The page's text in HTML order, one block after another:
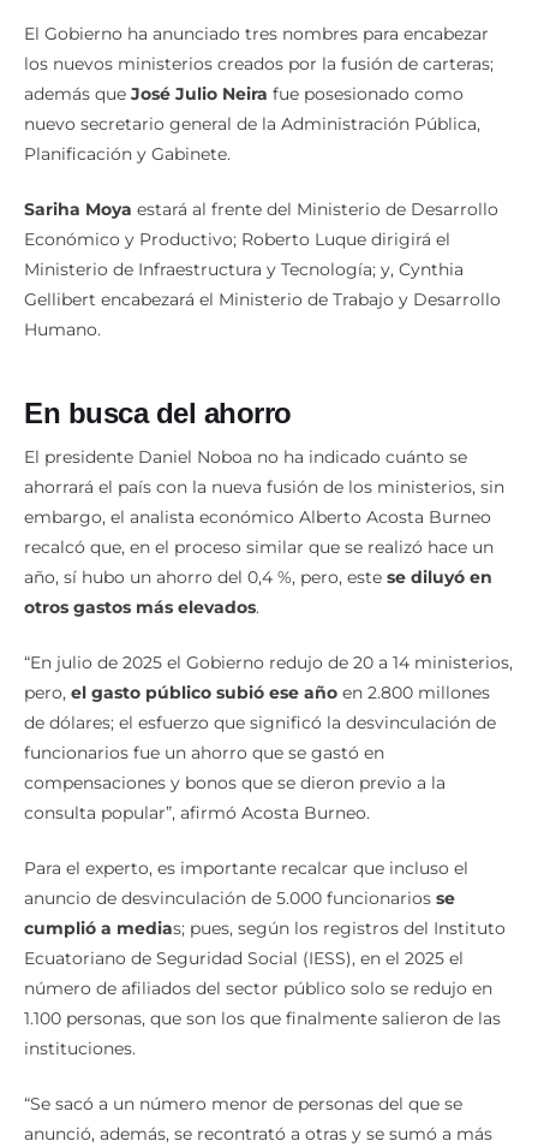
El Gobierno ha anunciado tres nombres para encabezar
los nuevos ministerios creados por la fusión de carteras;
además que José Julio Neira fue posesionado como
nuevo secretario general de la Administración Pública,
Planificación y Gabinete.
Sariha Moya estará al frente del Ministerio de Desarrollo
Económico y Productivo; Roberto Luque dirigirá el
Ministerio de Infraestructura y Tecnología; y, Cynthia
Gellibert encabezará el Ministerio de Trabajo y Desarrollo
Humano.
En busca del ahorro
El presidente Daniel Noboa no ha indicado cuánto se
ahorrará el país con la nueva fusión de los ministerios, sin
embargo, el analista económico Alberto Acosta Burneo
recalcó que, en el proceso similar que se realizó hace un
año, sí hubo un ahorro del 0,4 %, pero, este se diluyó en
otros gastos más elevados.
“En julio de 2025 el Gobierno redujo de 20 a 14 ministerios,
pero, el gasto público subió ese año en 2.800 millones
de dólares; el esfuerzo que significó la desvinculación de
funcionarios fue un ahorro que se gastó en
compensaciones y bonos que se dieron previo a la
consulta popular”, afirmó Acosta Burneo.
Para el experto, es importante recalcar que incluso el
anuncio de desvinculación de 5.000 funcionarios se
cumplió a medias; pues, según los registros del Instituto
Ecuatoriano de Seguridad Social (IESS), en el 2025 el
número de afiliados del sector público solo se redujo en
1.100 personas, que son los que finalmente salieron de las
instituciones.
“Se sacó a un número menor de personas del que se
anunció, además, se recontrató a otras y se sumó a más